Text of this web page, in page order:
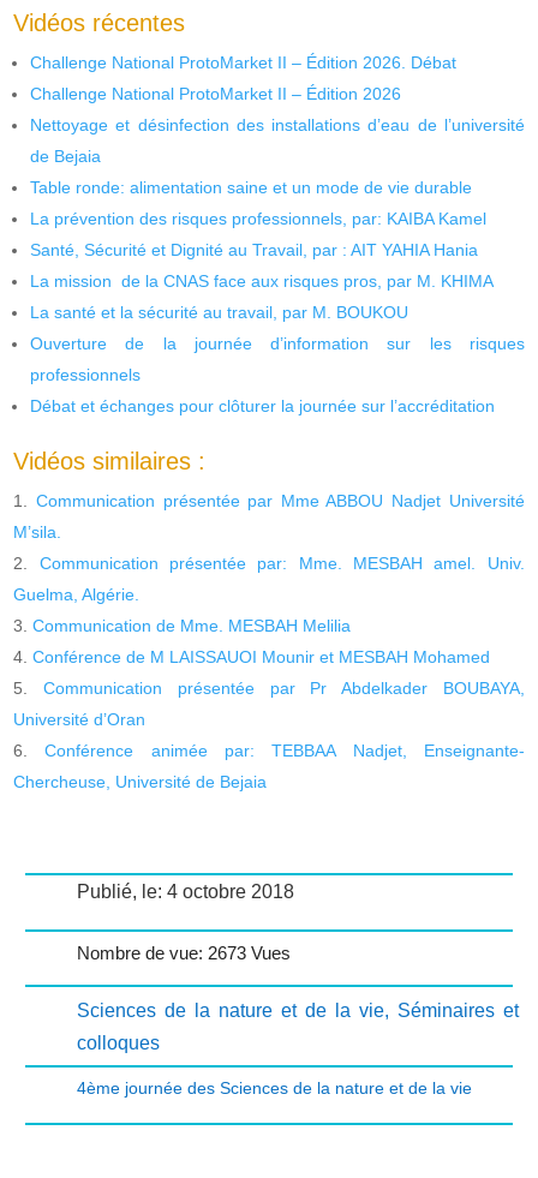
Vidéos récentes
Challenge National ProtoMarket II – Édition 2026. Débat
Challenge National ProtoMarket II – Édition 2026
Nettoyage et désinfection des installations d’eau de l’université
de Bejaia
Table ronde: alimentation saine et un mode de vie durable
La prévention des risques professionnels, par: KAIBA Kamel
Santé, Sécurité et Dignité au Travail, par : AIT YAHIA Hania
La mission de la CNAS face aux risques pros, par M. KHIMA
La santé et la sécurité au travail, par M. BOUKOU
Ouverture de la journée d’information sur les risques
professionnels
Débat et échanges pour clôturer la journée sur l’accréditation
Vidéos similaires :
Communication présentée par Mme ABBOU Nadjet Université
M’sila.
Communication présentée par: Mme. MESBAH amel. Univ.
Guelma, Algérie.
Communication de Mme. MESBAH Melilia
Conférence de M LAISSAUOI Mounir et MESBAH Mohamed
Communication présentée par Pr Abdelkader BOUBAYA,
Université d’Oran
Conférence animée par: TEBBAA Nadjet, Enseignante-
Chercheuse, Université de Bejaia
Publié, le: 4 octobre 2018
Nombre de vue: 2673 Vues
Sciences de la nature et de la vie, Séminaires et
colloques
4ème journée des Sciences de la nature et de la vie